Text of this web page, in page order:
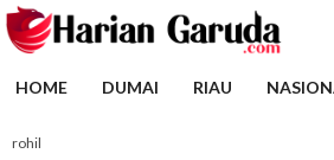
HOME DUMAI RIAU
rohil